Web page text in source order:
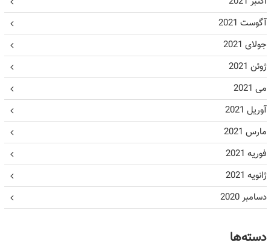
آگوست 2021
جولای 2021
ژوئن 2021
می 2021
آوریل 2021
مارس 2021
فوریه 2021
ژانویه 2021
دسامبر 2020
دسته‌ها